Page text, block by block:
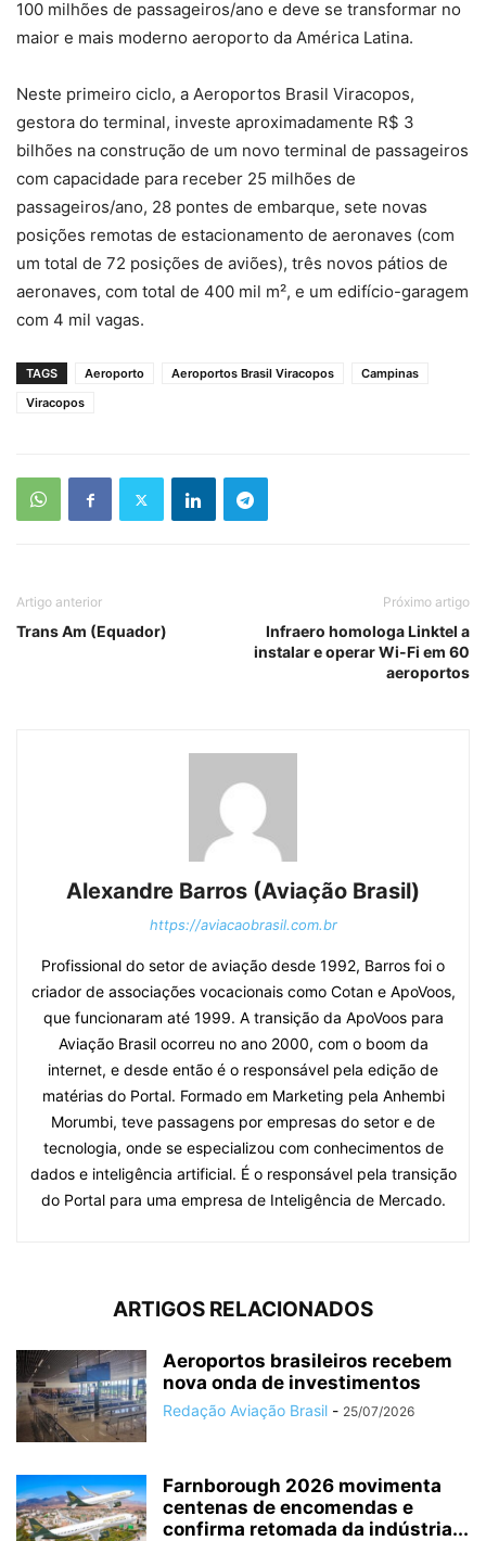
100 milhões de passageiros/ano e deve se transformar no
maior e mais moderno aeroporto da América Latina.
Neste primeiro ciclo, a Aeroportos Brasil Viracopos,
gestora do terminal, investe aproximadamente R$ 3
bilhões na construção de um novo terminal de passageiros
com capacidade para receber 25 milhões de
passageiros/ano, 28 pontes de embarque, sete novas
posições remotas de estacionamento de aeronaves (com
um total de 72 posições de aviões), três novos pátios de
aeronaves, com total de 400 mil m², e um edifício-garagem
com 4 mil vagas.
TAGS Aeroporto Aeroportos Brasil Viracopos
Campinas
Viracopos
Artigo anterior
Trans Am (Equador)
Próximo artigo
Infraero homologa Linktel a
instalar e operar Wi-Fi em 60
aeroportos
Alexandre Barros (Aviação Brasil)
https://aviacaobrasil.com.br
Profissional do setor de aviação desde 1992, Barros foi o
criador de associações vocacionais como Cotan e ApoVoos,
que funcionaram até 1999. A transição da ApoVoos para
Aviação Brasil ocorreu no ano 2000, com o boom da
internet, e desde então é o responsável pela edição de
matérias do Portal. Formado em Marketing pela Anhembi
Morumbi, teve passagens por empresas do setor e de
tecnologia, onde se especializou com conhecimentos de
dados e inteligência artificial. É o responsável pela transição
do Portal para uma empresa de Inteligência de Mercado.
ARTIGOS RELACIONADOS
Aeroportos brasileiros recebem
nova onda de investimentos
Redação Aviação Brasil - 25/07/2026
Farnborough 2026 movimenta
centenas de encomendas e
confirma retomada da indústria...